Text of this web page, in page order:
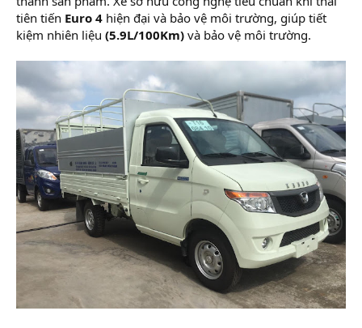
tiên tiến Euro 4 hiện đại và bảo vệ môi trường, giúp tiết
kiệm nhiên liệu (5.9L/100Km) và bảo vệ môi trường.